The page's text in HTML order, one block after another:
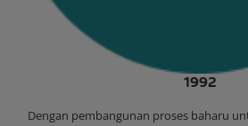
1992
‌Dengan pembangunan proses baharu